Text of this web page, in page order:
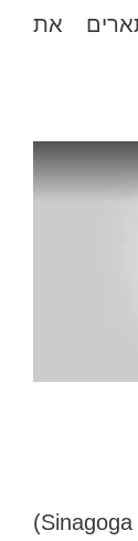
את
(Sinagoga Noua)